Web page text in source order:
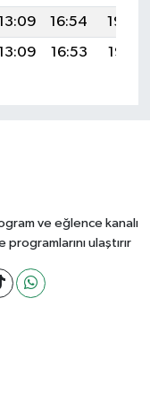
16:54
19:54
16:53 19:53
ve eğlence kanalı
ulaştırır